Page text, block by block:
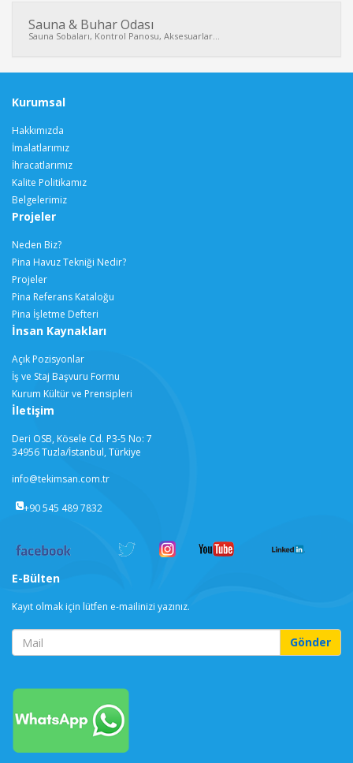
Sauna & Buhar Odası
Sauna Sobaları, Kontrol Panosu, Aksesuarlar...
Kurumsal
Hakkımızda
İmalatlarımız
İhracatlarımız
Kalite Politikamız
Belgelerimiz
Projeler
Neden Biz?
Pina Havuz Tekniği Nedir?
Projeler
Pina Referans Kataloğu
Pina İşletme Defteri
İnsan Kaynakları
Açık Pozisyonlar
İş ve Staj Başvuru Formu
Kurum Kültür ve Prensipleri
İletişim
Deri OSB, Kösele Cd. P3-5 No: 7
34956 Tuzla/İstanbul, Türkiye
info@tekimsan.com.tr
+90 545 489 7832
E-Bülten
Kayıt olmak için lütfen e-mailinizi yazınız.